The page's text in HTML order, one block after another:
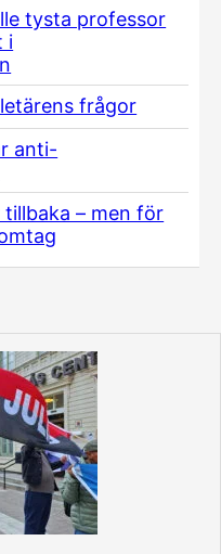
tysta professor
i
frågor
anti-
– men för